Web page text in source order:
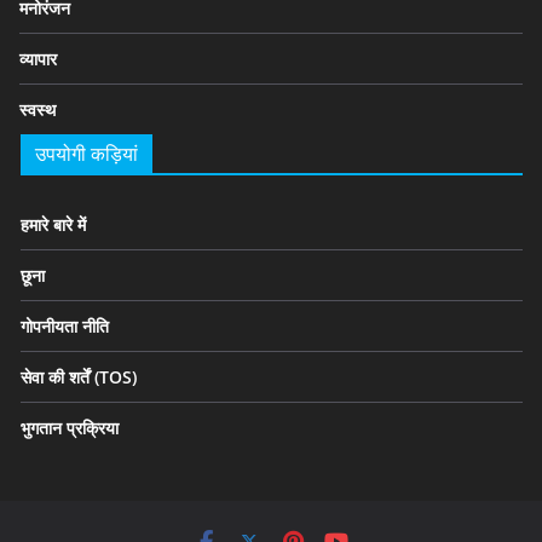
मनोरंजन
व्यापार
स्वस्थ
उपयोगी कड़ियां
हमारे बारे में
छूना
गोपनीयता नीति
सेवा की शर्तें (TOS)
भुगतान प्रक्रिया